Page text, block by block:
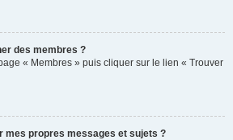
des membres ?
« Membres » puis cliquer sur le lien « Trouver
mes propres messages et sujets ?